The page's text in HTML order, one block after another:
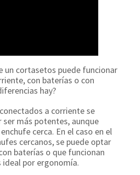
un cortasetos puede funcionar
con baterías o con
hay?
a corriente se
ser más potentes, aunque
cerca. En el caso en el
cercanos, se puede optar
baterías o que funcionan
ideal por ergonomía.